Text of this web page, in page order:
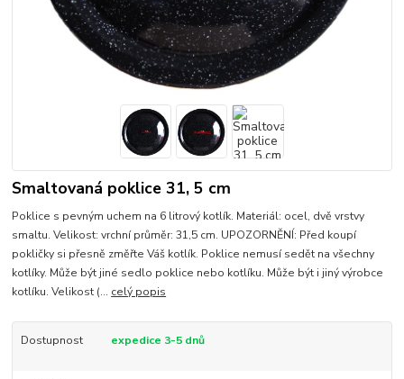
Smaltovaná poklice 31, 5 cm
Poklice s pevným uchem na 6 litrový kotlík. Materiál: ocel, dvě vrstvy
smaltu. Velikost: vrchní průměr: 31,5 cm. UPOZORNĚNÍ: Před koupí
pokličky si přesně změřte Váš kotlík. Poklice nemusí sedět na všechny
kotlíky. Může být jiné sedlo poklice nebo kotlíku. Může být i jiný výrobce
kotlíku. Velikost (... celý popis
Dostupnost expedice 3-5 dnů